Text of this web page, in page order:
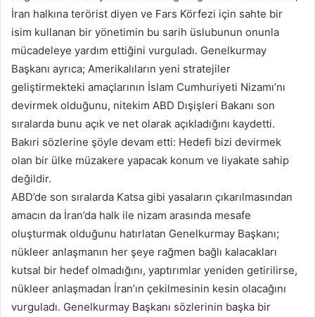
İran halkına terörist diyen ve Fars Körfezi için sahte bir
isim kullanan bir yönetimin bu sarih üslubunun onunla
mücadeleye yardım ettiğini vurguladı. Genelkurmay
Başkanı ayrıca; Amerikalıların yeni stratejiler
geliştirmekteki amaçlarının İslam Cumhuriyeti Nizamı’nı
devirmek olduğunu, nitekim ABD Dışişleri Bakanı son
sıralarda bunu açık ve net olarak açıkladığını kaydetti.
Bakıri sözlerine şöyle devam etti: Hedefi bizi devirmek
olan bir ülke müzakere yapacak konum ve liyakate sahip
değildir.
ABD’de son sıralarda Katsa gibi yasaların çıkarılmasından
amacın da İran’da halk ile nizam arasında mesafe
oluşturmak olduğunu hatırlatan Genelkurmay Başkanı;
nükleer anlaşmanın her şeye rağmen bağlı kalacakları
kutsal bir hedef olmadığını, yaptırımlar yeniden getirilirse,
nükleer anlaşmadan İran’ın çekilmesinin kesin olacağını
vurguladı. Genelkurmay Başkanı sözlerinin başka bir